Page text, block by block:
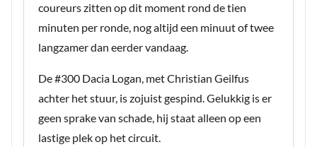
coureurs zitten op dit moment rond de tien
minuten per ronde, nog altijd een minuut of twee
langzamer dan eerder vandaag.
De #300 Dacia Logan, met Christian Geilfus
achter het stuur, is zojuist gespind. Gelukkig is er
geen sprake van schade, hij staat alleen op een
lastige plek op het circuit.